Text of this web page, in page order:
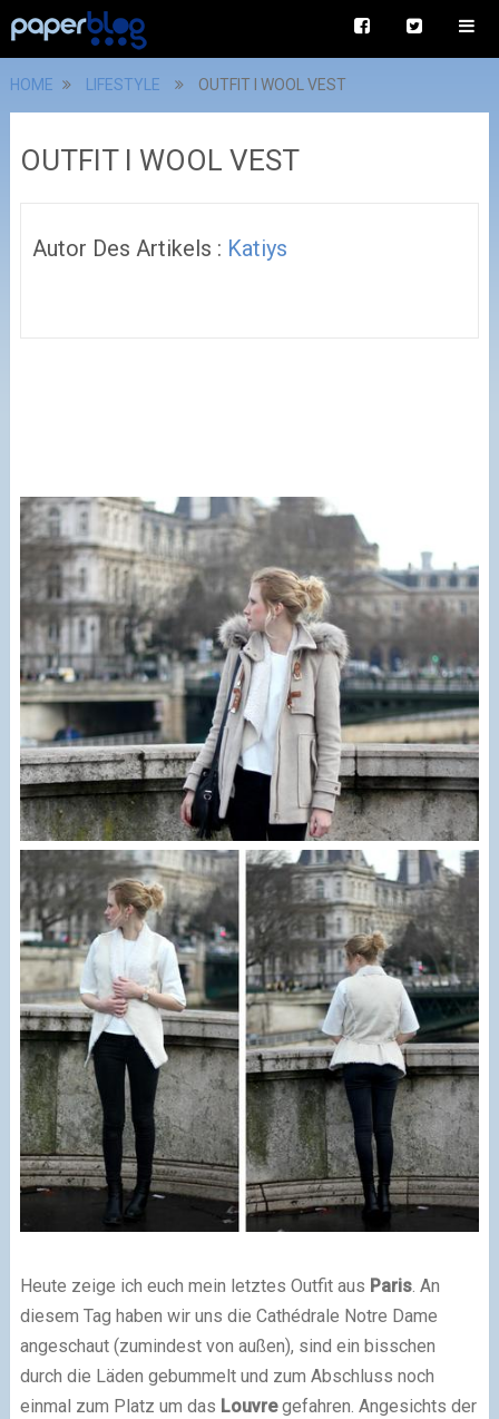
HOME LIFESTYLE OUTFIT I WOOL VEST
OUTFIT I WOOL VEST
Autor Des Artikels : Katiys
Heute zeige ich euch mein letztes Outfit aus Paris. An
diesem Tag haben wir uns die Cathédrale Notre Dame
angeschaut (zumindest von außen), sind ein bisschen
durch die Läden gebummelt und zum Abschluss noch
einmal zum Platz um das Louvregefahren. Angesichts der